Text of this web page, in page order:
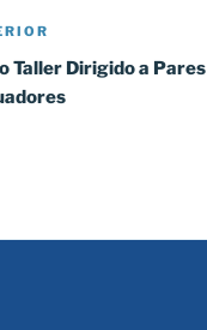
Taller Dirigido a Pares